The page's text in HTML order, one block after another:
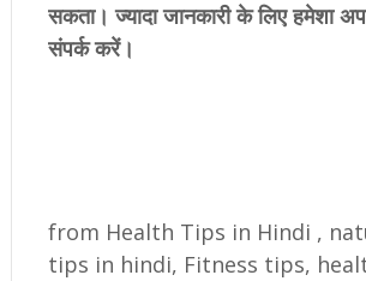
सकता। ज्यादा जानकारी के लिए हमेशा
संपर्क करें।
from Health Tips in Hindi ,
tips in hindi, Fitness tips,